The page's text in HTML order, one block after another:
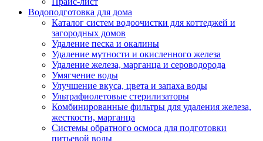
Водоподготовка для дома
Каталог систем водоочистки для коттеджей и
загородных домов
Удаление песка и окалины
Удаление мутности и окисленного железа
Удаление железа, марганца и сероводорода
Умягчение воды
Улучшение вкуса, цвета и запаха воды
Ультрафиолетовые стерилизаторы
Комбинированные фильтры для удаления железа,
жесткости, марганца
Системы обратного осмоса для подготовки
питьевой воды